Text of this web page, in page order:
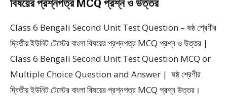
বিষয়ের প্রশ্নপত্র MCQ প্রশ্ন ও উত্তর
Class 6 Bengali Second Unit Test Question – ষষ্ঠ শ্রেণীর
দ্বিতীয় ইউনিট টেস্টের বাংলা বিষয়ের প্রশ্নপত্র MCQ প্রশ্ন ও উত্তর |
Class 6 Bengali Second Unit Test Question MCQ or
Multiple Choice Question and Answer | ষষ্ঠ শ্রেণীর
দ্বিতীয় ইউনিট টেস্টের বাংলা বিষয়ের প্রশ্নপত্র MCQ প্রশ্ন উত্তর।